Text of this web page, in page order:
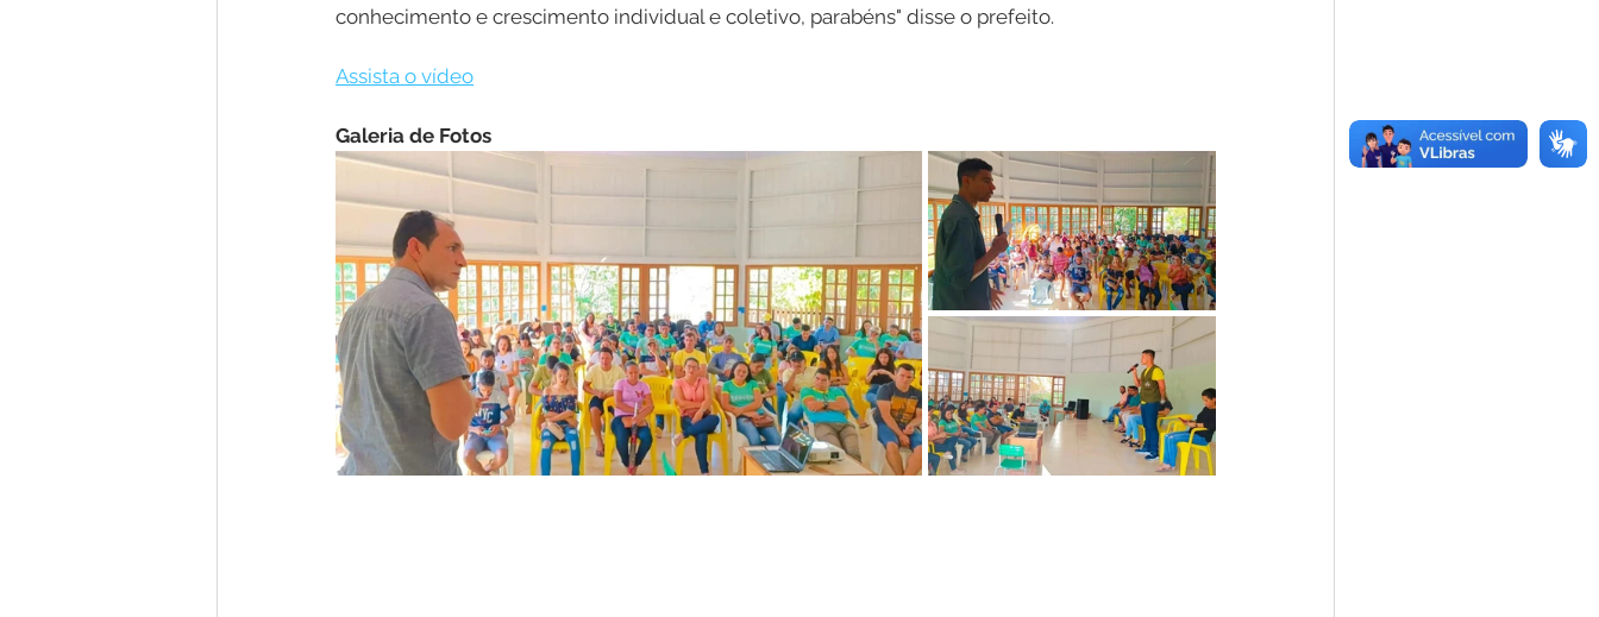
conhecimento e crescimento individual e coletivo, parabéns" disse o prefeito.
Assista o vídeo
Galeria de Fotos